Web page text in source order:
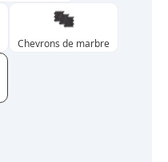
Chevrons de marbre